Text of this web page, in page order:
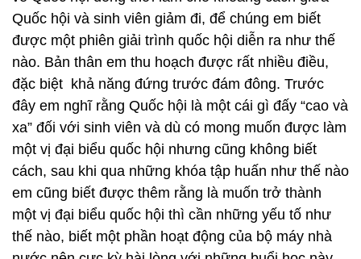
Quốc hội và sinh viên giảm đi, để chúng em biết
được một phiên giải trình quốc hội diễn ra như thế
nào. Bản thân em thu hoạch được rất nhiều điều,
đặc biệt khả năng đứng trước đám đông. Trước
đây em nghĩ rằng Quốc hội là một cái gì đấy “cao và
xa” đối với sinh viên và dù có mong muốn được làm
một vị đại biểu quốc hội nhưng cũng không biết
cách, sau khi qua những khóa tập huấn như thế nào
em cũng biết được thêm rằng là muốn trở thành
một vị đại biểu quốc hội thì cần những yếu tố như
thế nào, biết một phần hoạt động của bộ máy nhà